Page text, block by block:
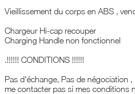
Vieillissement du corps en ABS ,
Chargeur Hi-cap recouper
Charging Handle non fonctionnel
.!!!!!! CONDITIONS !!!!!!
Pas d'échange, Pas de négociation
me contacter pas si mes conditions